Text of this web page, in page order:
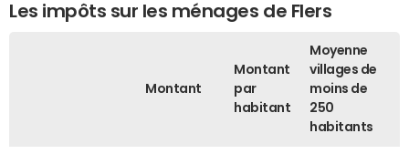
Les impôts sur les ménages de Flers
Montant
Montant
par
habitant
Moyenne
villages de
moins de
250
habitants